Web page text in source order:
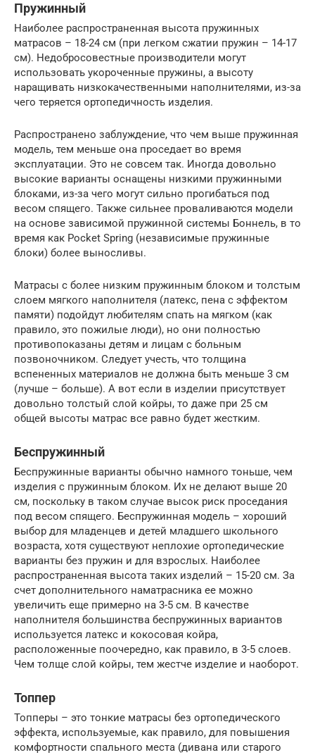
Пружинный
Наиболее распространенная высота пружинных
матрасов – 18-24 см (при легком сжатии пружин – 14-17
см). Недобросовестные производители могут
использовать укороченные пружины, а высоту
наращивать низкокачественными наполнителями, из-за
чего теряется ортопедичность изделия.
Распространено заблуждение, что чем выше пружинная
модель, тем меньше она проседает во время
эксплуатации. Это не совсем так. Иногда довольно
высокие варианты оснащены низкими пружинными
блоками, из-за чего могут сильно прогибаться под
весом спящего. Также сильнее проваливаются модели
на основе зависимой пружинной системы Боннель, в то
время как Pocket Spring (независимые пружинные
блоки) более выносливы.
Матрасы с более низким пружинным блоком и толстым
слоем мягкого наполнителя (латекс, пена с эффектом
памяти) подойдут любителям спать на мягком (как
правило, это пожилые люди), но они полностью
противопоказаны детям и лицам с больным
позвоночником. Следует учесть, что толщина
вспененных материалов не должна быть меньше 3 см
(лучше – больше). А вот если в изделии присутствует
довольно толстый слой койры, то даже при 25 см
общей высоты матрас все равно будет жестким.
Беспружинный
Беспружинные варианты обычно намного тоньше, чем
изделия с пружинным блоком. Их не делают выше 20
см, поскольку в таком случае высок риск проседания
под весом спящего. Беспружинная модель – хороший
выбор для младенцев и детей младшего школьного
возраста, хотя существуют неплохие ортопедические
варианты без пружин и для взрослых. Наиболее
распространенная высота таких изделий – 15-20 см. За
счет дополнительного наматрасника ее можно
увеличить еще примерно на 3-5 см. В качестве
наполнителя большинства беспружинных вариантов
используется латекс и кокосовая койра,
расположенные поочередно, как правило, в 3-5 слоев.
Чем толще слой койры, тем жестче изделие и наоборот.
Топпер
Топперы – это тонкие матрасы без ортопедического
эффекта, используемые, как правило, для повышения
комфортности спального места (дивана или старого